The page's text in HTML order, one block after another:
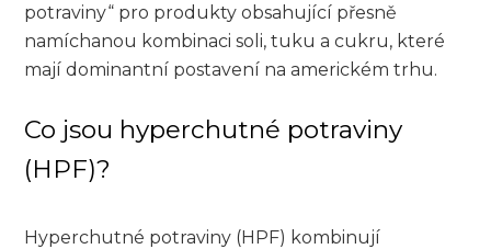
potraviny“ pro produkty obsahující přesně
namíchanou kombinaci soli, tuku a cukru, které
mají dominantní postavení na americkém trhu.
Co jsou hyperchutné potraviny
(HPF)?
Hyperchutné potraviny (HPF) kombinují